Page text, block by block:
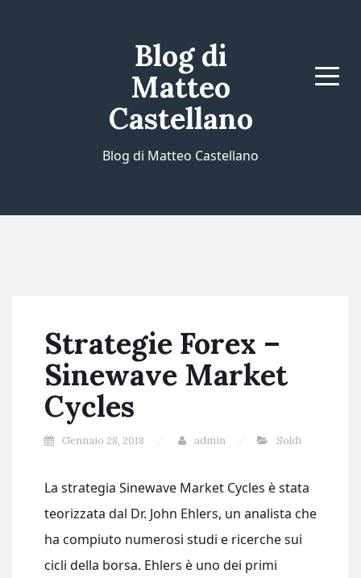
Blog di
Matteo
Castellano
Blog di Matteo Castellano
Menu
Strategie Forex –
Sinewave Market
Cycles
Gennaio 28, 2018 admin Soldi
La strategia Sinewave Market Cycles è stata
teorizzata dal Dr. John Ehlers, un analista che
ha compiuto numerosi studi e ricerche sui
cicli della borsa. Ehlers è uno dei primi